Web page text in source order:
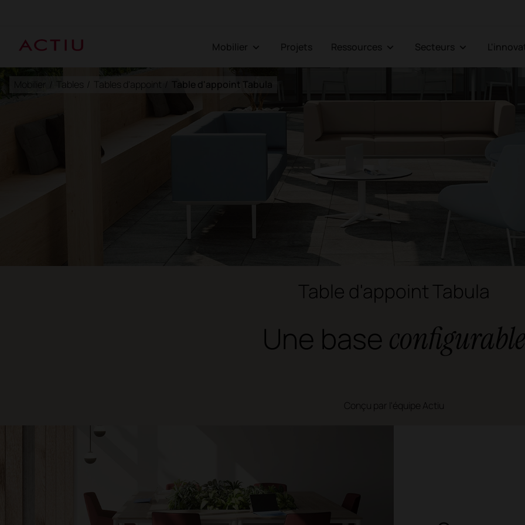
Mobilier Projets Ressources Secteurs
Tables / Tables d'appoint / Table d'appoint Tabula
Table d'appoint Tabula
Une base configurable
Conçu par l'équipe Actiu